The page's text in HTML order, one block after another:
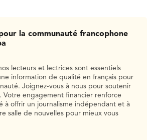
la communauté francophone
lecteurs et lectrices sont essentiels
information de qualité en français pour
Joignez-vous à nous pour soutenir
Votre engagement financier renforce
à offrir un journalisme indépendant et à
salle de nouvelles pour mieux vous